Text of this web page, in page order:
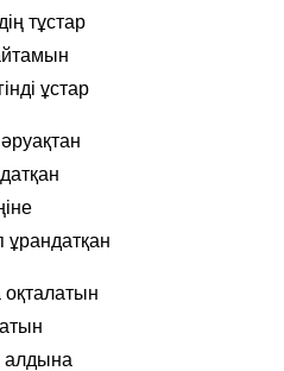
тұстар
ұстар
ұрандатқан
оқталатын
алдына